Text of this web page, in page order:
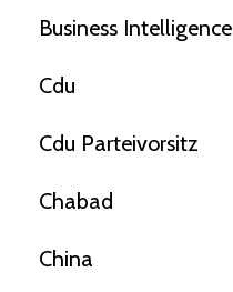
Business Intelligence
Cdu
Cdu Parteivorsitz
Chabad
China